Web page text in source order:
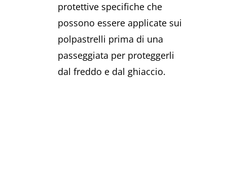
protettive specifiche che
possono essere applicate sui
polpastrelli prima di una
passeggiata per proteggerli
dal freddo e dal ghiaccio.